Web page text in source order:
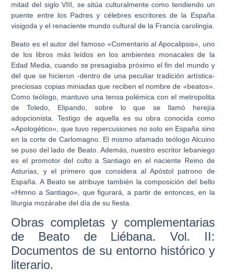
mitad del siglo VIII, se sitúa culturalmente como tendiendo un
puente entre los Padres y célebres escritores de la España
visigoda y el renaciente mundo cultural de la Francia carolingia.
Beato es el autor del famoso «Comentario al Apocalipsis», uno
de los libros más leídos en los ambientes monacales de la
Edad Media, cuando se presagiaba próximo el fin del mundo y
del que se hicieron -dentro de una peculiar tradición artística-
preciosas copias miniadas que reciben el nombre de «beatos».
Como teólogo, mantuvo una tensa polémica con el metropolita
de Toledo, Elipando, sobre lo que se llamó herejía
adopcionista. Testigo de aquella es su obra conocida como
«Apologético», que tuvo repercusiones no solo en España sino
en la corte de Carlomagno. El mismo afamado teólogo Alcuino
se puso del lado de Beato. Además, nuestro escritor lebaniego
es el promotor del culto a Santiago en el naciente Reino de
Asturias, y el primero que considera al Apóstol patrono de
España. A Beato se atribuye también la composición del bello
«Himno a Santiago», que figurará, a partir de entonces, en la
liturgia mozárabe del día de su fiesta.
Obras completas y complementarias
de Beato de Liébana. Vol. II:
Documentos de su entorno histórico y
literario.